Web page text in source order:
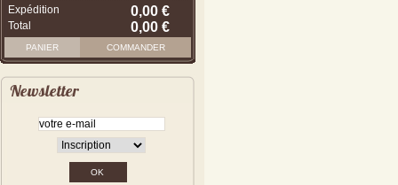
Expédition
0,00 €
Total 0,00 €
PANIER COMMANDER
Newsletter